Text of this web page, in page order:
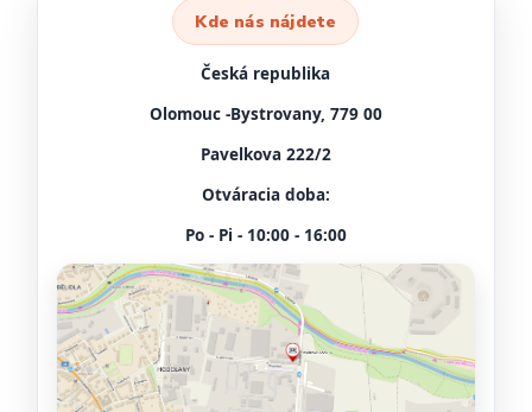
Kde nás nájdete
Česká republika
Olomouc -Bystrovany, 779 00
Pavelkova 222/2
Otváracia doba:
Po - Pi - 10:00 - 16:00